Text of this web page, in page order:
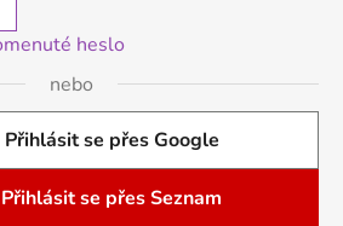
heslo
nebo
Přihlásit se přes Google
Přihlásit se přes Seznam